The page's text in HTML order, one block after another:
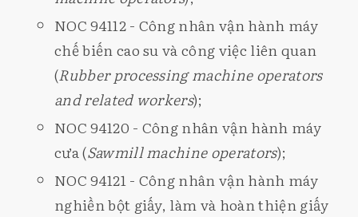
NOC 94112 - Công nhân vận hành máy
chế biến cao su và công việc liên quan
(Rubber processing machine operators
and related workers);
NOC 94120 - Công nhân vận hành máy
cưa (Sawmill machine operators);
NOC 94121 - Công nhân vận hành máy
nghiền bột giấy, làm và hoàn thiện giấy